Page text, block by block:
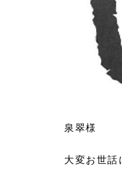
泉翠様
大変お世